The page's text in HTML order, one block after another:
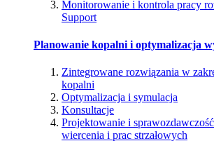
Monitorowanie i kontrola pracy
Support
Planowanie kopalni i optymalizacja
Zintegrowane rozwiązania w
kopalni
Optymalizacja i symulacja
Konsultacje
Projektowanie i
wiercenia i prac strzałowych